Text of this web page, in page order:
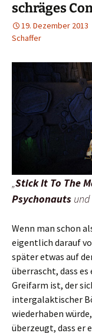
schräges
19. Dezember 2013
Schaffer
„Stick It To The
Psychonauts und
Wenn man schon
eigentlich darauf
später etwas auf
überrascht, dass
Greifarm ist, der
intergalaktischer
wiederhaben
überzeugt, dass er